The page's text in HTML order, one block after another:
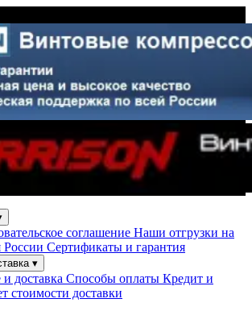
соглашение Наши отгрузки на
России Сертификаты и гарантия
▾
доставка Способы оплаты Кредит и
стоимости доставки